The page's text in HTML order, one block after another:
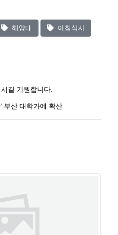
해양대 아침식사
길 기원합니다.
부산 대학가에 확산